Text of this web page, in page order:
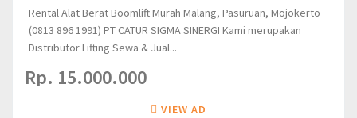
Rental Alat Berat Boomlift Murah Malang, Pasuruan, Mojokerto
(0813 896 1991) PT CATUR SIGMA SINERGI Kami merupakan
Distributor Lifting Sewa & Jual...
Rp. 15.000.000
VIEW AD